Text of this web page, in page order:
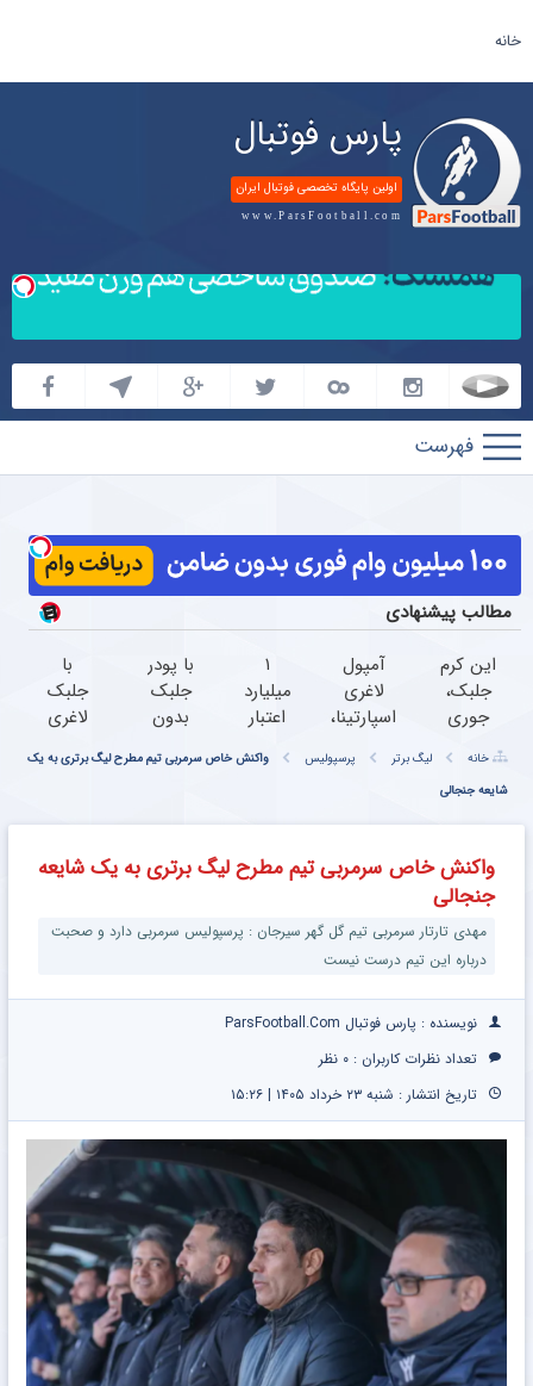
خانه
پارس فوتبال
اولین پایگاه تخصصی فوتبال ایران
www.ParsFootball.com
پارس
فوتبال
مطالب پیشنهادی
این کرم
جلبک،
جوری
صاف
میکنه
که انگار
کردی!
(تخفیف
ویژه)
آمپول
لاغری
اسپارتینا،
تومان
همه‌جا!
۱
میلیارد
اعتبار
قسطی
ماهه
کن
با پودر
جلبک
بدون
لاغر
با
جلبک
لاغری
ماه به
ایده
برس(تا
تخفیف
خانه لیگ برتر پرسپولیس
واکنش خاص سرمربی تیم مطرح لیگ برتری به یک
شایعه جنجالی
واکنش خاص سرمربی تیم مطرح لیگ برتری به یک شایعه
جنجالی
مهدی تارتار سرمربی تیم گل گهر سیرجان : پرسپولیس سرمربی دارد و صحبت
درباره این تیم درست نیست
نویسنده : پارس فوتبال ParsFootball.Com
تعداد نظرات کاربران : ۰ نظر
تاریخ انتشار : شنبه ۲۳ خرداد ۱۴۰۵ | ۱۵:۲۶